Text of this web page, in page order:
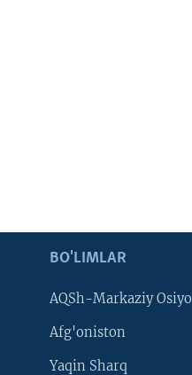
BO'LIMLAR
AQSh-Markaziy Osiyo
Afg'oniston
Yaqin Sharq